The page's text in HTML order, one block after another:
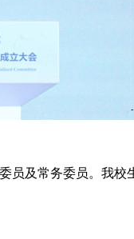
员及常务委员。我